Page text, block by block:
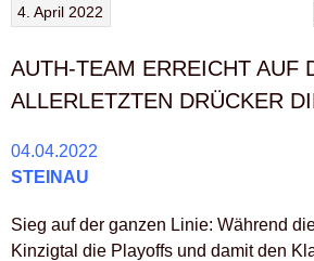
4. April 2022
AUTH-TEAM ERREICHT AUF
ALLERLETZTEN DRÜCKER
04.04.2022
STEINAU
Sieg auf der ganzen Linie: Während
Kinzigtal die Playoffs und damit den